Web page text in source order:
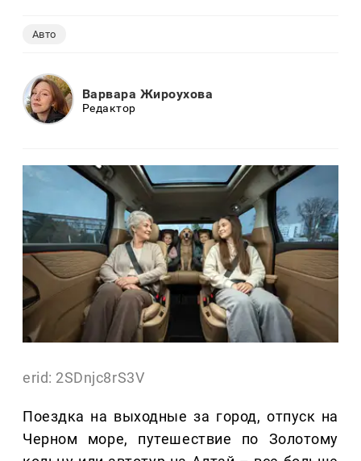
Авто
Варвара Жироухова
Редактор
erid: 2SDnjc8rS3V
Поездка на выходные за город, отпуск на
Черном море, путешествие по Золотому